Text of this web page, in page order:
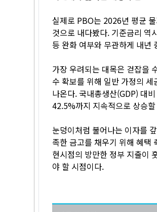
실제로 PBO는 2026년 평균
것으로 내다봤다. 기준금리 역
등 완화 여부와 무관하게 내년
가장 우려되는 대목은 걷잡을
수 확보를 위해 일반 가정의
나온다. 국내총생산(GDP) 대
42.5%까지 지속적으로 상승
눈덩이처럼 불어나는 이자를
족한 금고를 채우기 위해 혜택
현시점의 방만한 정부 지출이
야 할 시점이다.